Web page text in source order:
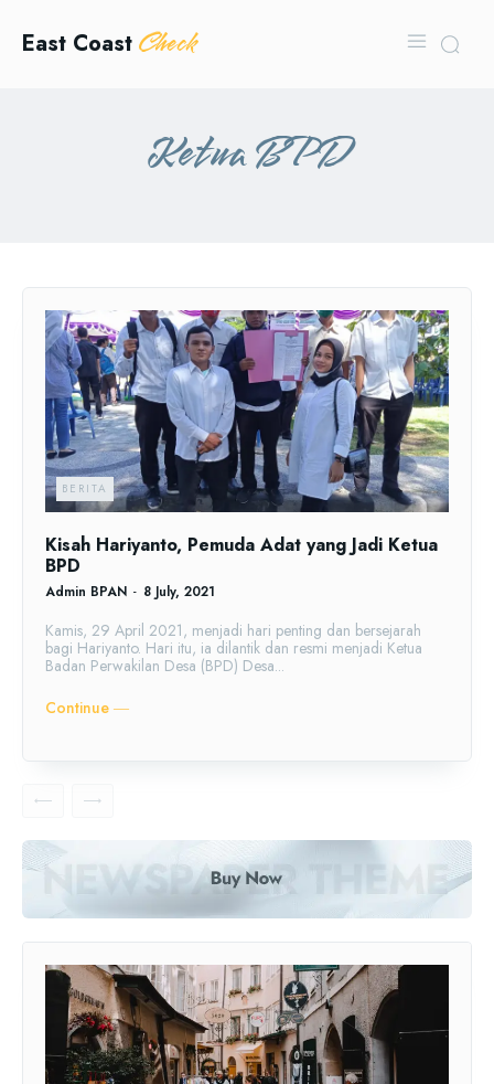
East Coast Check
Ketua BPD
BERITA
Kisah Hariyanto, Pemuda Adat yang Jadi Ketua
BPD
Admin BPAN - 8 July, 2021
Kamis, 29 April 2021, menjadi hari penting dan bersejarah
bagi Hariyanto. Hari itu, ia dilantik dan resmi menjadi Ketua
Badan Perwakilan Desa (BPD) Desa...
Continue ―